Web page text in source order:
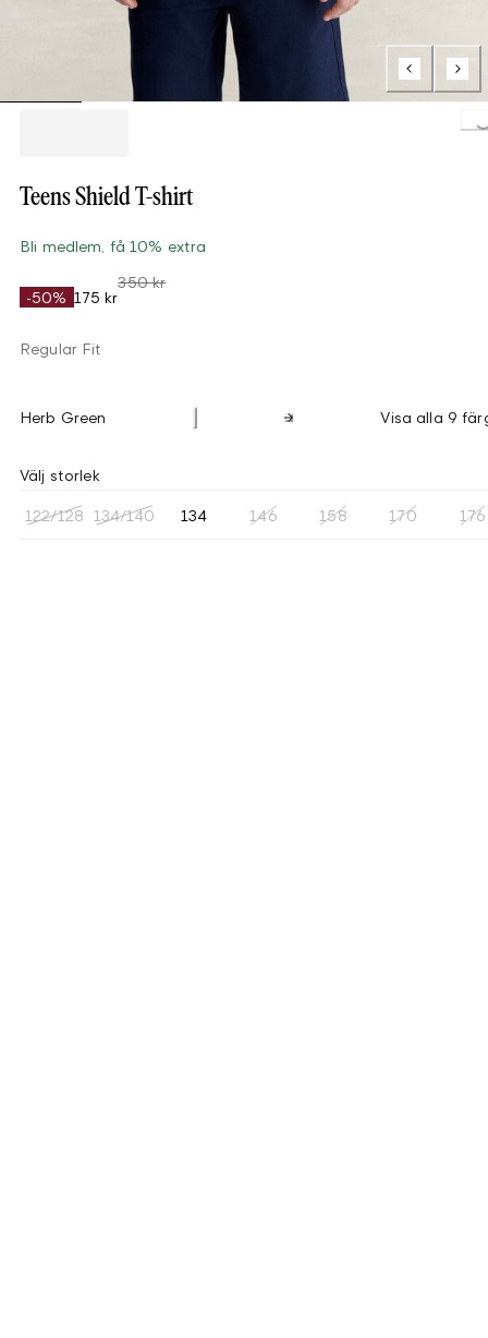
Teens Shield T-shirt
Bli medlem, få 10% extra
-50% 175 kr
350 kr
Regular Fit
Herb Green Visa alla 9
Välj storlek
122/128 134/140 134 146 158 170 176